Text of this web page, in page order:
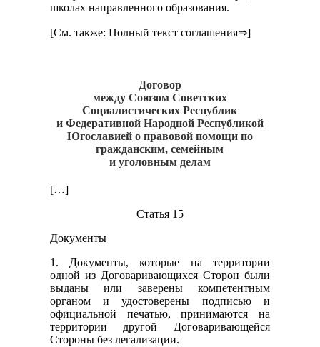
школах направленного образования.
[См. также: Полный текст соглашения⇒]
Договор
между Союзом Советских
Социалистических Республик
и Федеративной Народной Республикой
Югославией о правовой помощи по
гражданским, семейным
и уголовным делам
[…]
Статья 15
Документы
1. Документы, которые на территории
одной из Договаривающихся Сторон были
выданы или заверены компетентным
органом и удостоверены подписью и
официальной печатью, принимаются на
территории другой Договаривающейся
Стороны без легализации.